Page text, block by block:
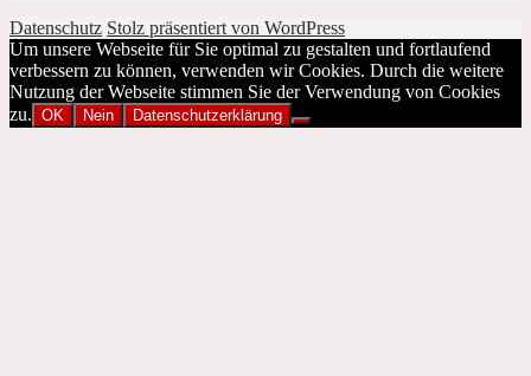
Datenschutz Stolz präsentiert von WordPress
Um unsere Webseite für Sie optimal zu gestalten und fortlaufend
verbessern zu können, verwenden wir Cookies. Durch die weitere
Nutzung der Webseite stimmen Sie der Verwendung von Cookies
zu. OK Nein Datenschutzerklärung